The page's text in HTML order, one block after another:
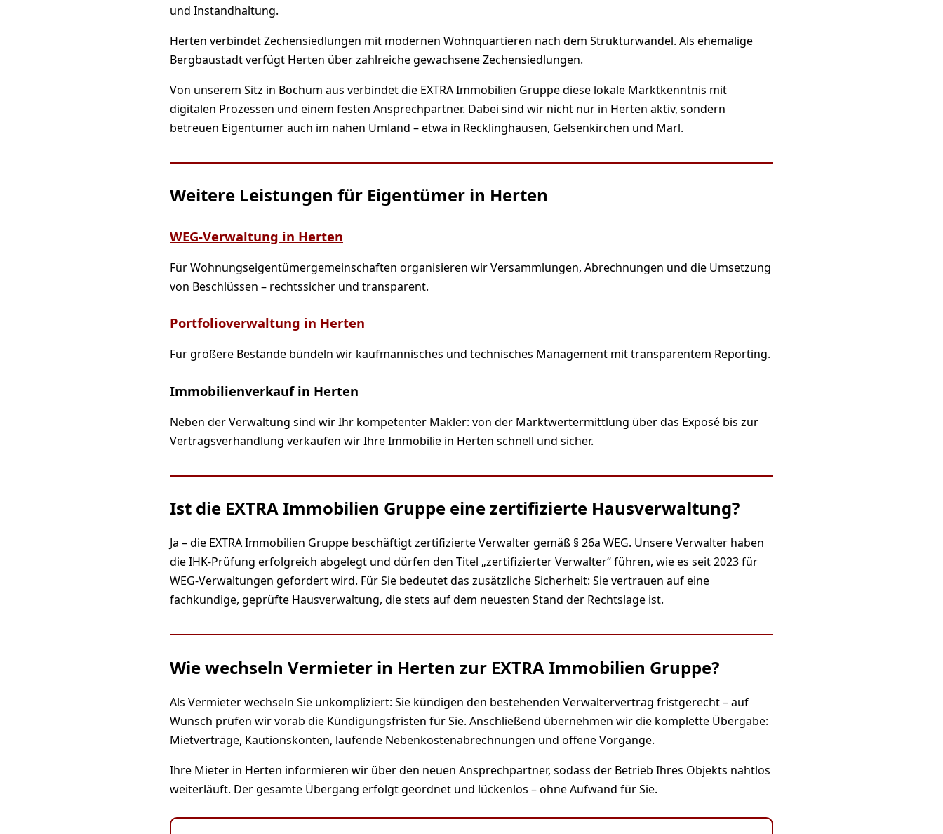
und Instandhaltung.
Herten verbindet Zechensiedlungen mit modernen Wohnquartieren nach dem Strukturwandel. Als ehemalige
Bergbaustadt verfügt Herten über zahlreiche gewachsene Zechensiedlungen.
Von unserem Sitz in Bochum aus verbindet die EXTRA Immobilien Gruppe diese lokale Marktkenntnis mit
digitalen Prozessen und einem festen Ansprechpartner. Dabei sind wir nicht nur in Herten aktiv, sondern
betreuen Eigentümer auch im nahen Umland – etwa in Recklinghausen, Gelsenkirchen und Marl.
Weitere Leistungen für Eigentümer in Herten
WEG-Verwaltung in Herten
Für Wohnungseigentümergemeinschaften organisieren wir Versammlungen, Abrechnungen und die Umsetzung
von Beschlüssen – rechtssicher und transparent.
Portfolioverwaltung in Herten
Für größere Bestände bündeln wir kaufmännisches und technisches Management mit transparentem Reporting.
Immobilienverkauf in Herten
Neben der Verwaltung sind wir Ihr kompetenter Makler: von der Marktwertermittlung über das Exposé bis zur
Vertragsverhandlung verkaufen wir Ihre Immobilie in Herten schnell und sicher.
Ist die EXTRA Immobilien Gruppe eine zertifizierte Hausverwaltung?
Ja – die EXTRA Immobilien Gruppe beschäftigt zertifizierte Verwalter gemäß § 26a WEG. Unsere Verwalter haben
die IHK-Prüfung erfolgreich abgelegt und dürfen den Titel „zertifizierter Verwalter“ führen, wie es seit 2023 für
WEG-Verwaltungen gefordert wird. Für Sie bedeutet das zusätzliche Sicherheit: Sie vertrauen auf eine
fachkundige, geprüfte Hausverwaltung, die stets auf dem neuesten Stand der Rechtslage ist.
Wie wechseln Vermieter in Herten zur EXTRA Immobilien Gruppe?
Als Vermieter wechseln Sie unkompliziert: Sie kündigen den bestehenden Verwaltervertrag fristgerecht – auf
Wunsch prüfen wir vorab die Kündigungsfristen für Sie. Anschließend übernehmen wir die komplette Übergabe:
Mietverträge, Kautionskonten, laufende Nebenkostenabrechnungen und offene Vorgänge.
Ihre Mieter in Herten informieren wir über den neuen Ansprechpartner, sodass der Betrieb Ihres Objekts nahtlos
weiterläuft. Der gesamte Übergang erfolgt geordnet und lückenlos – ohne Aufwand für Sie.